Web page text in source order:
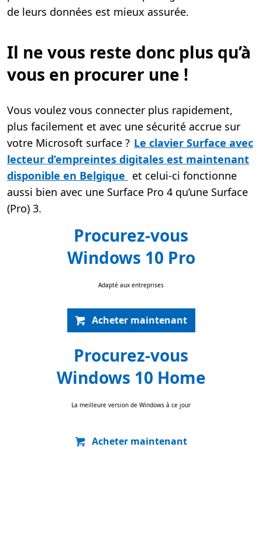
de leurs données est mieux assurée.
Il ne vous reste donc plus qu’à
vous en procurer une !
Vous voulez vous connecter plus rapidement,
plus facilement et avec une sécurité accrue sur
votre Microsoft surface ? Le clavier Surface avec
lecteur d’empreintes digitales est maintenant
disponible en Belgique et celui-ci fonctionne
aussi bien avec une Surface Pro 4 qu’une Surface
(Pro) 3.
Procurez-vous
Windows 10 Pro
Adapté aux entreprises
Acheter maintenant
Procurez-vous
Windows 10 Home
La meilleure version de Windows à ce jour
Acheter maintenant